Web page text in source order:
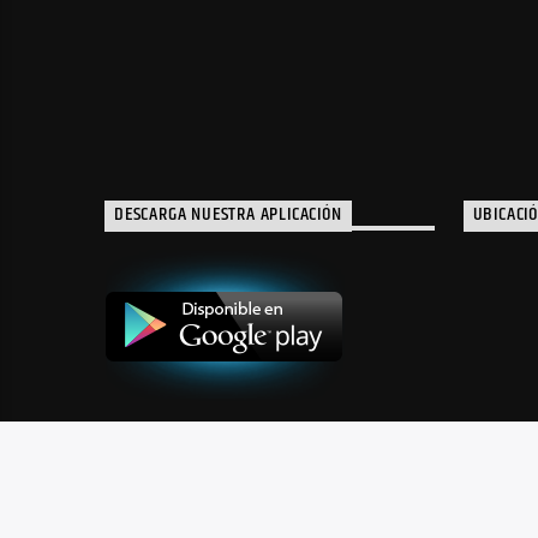
DESCARGA NUESTRA APLICACIÓN